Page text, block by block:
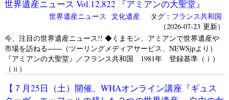
世界遺産ニュース Vol.12,822 『アミアンの大聖堂』
世界遺産ニュース 文化遺産タグ： フランス共和国
（2026-07-23 更新）
今、注目の世界遺産ニュース!! ◆くまモン、アミアンで世界遺産や
市場を訪ねる――（ツーリングメディアサービス、NEWSjpより）
『アミアンの大聖堂』／フランス共和国 1981年 登録基準（ⅰ）
（ⅱ）
【７月25日（土）開催、WHAオンライン講座『ギュス